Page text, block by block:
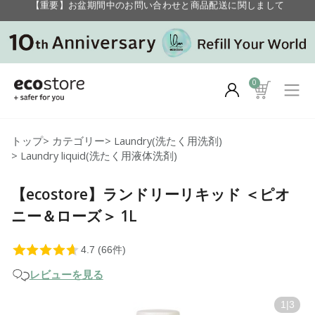
毎月お得にポイントが貯まる！ “月のポイントアップデー”
【重要】お盆期間中のお問い合わせと商品配送に関しまして
毎月お得にポイントが貯まる！ “月のポイントアップデー”
0
トップ> カテゴリー> Laundry(洗たく用洗剤)
> Laundry liquid(洗たく用液体洗剤)
【ecostore】ランドリーリキッド ＜ピオ
ニー＆ローズ＞ 1L
レビューを見る
1 3